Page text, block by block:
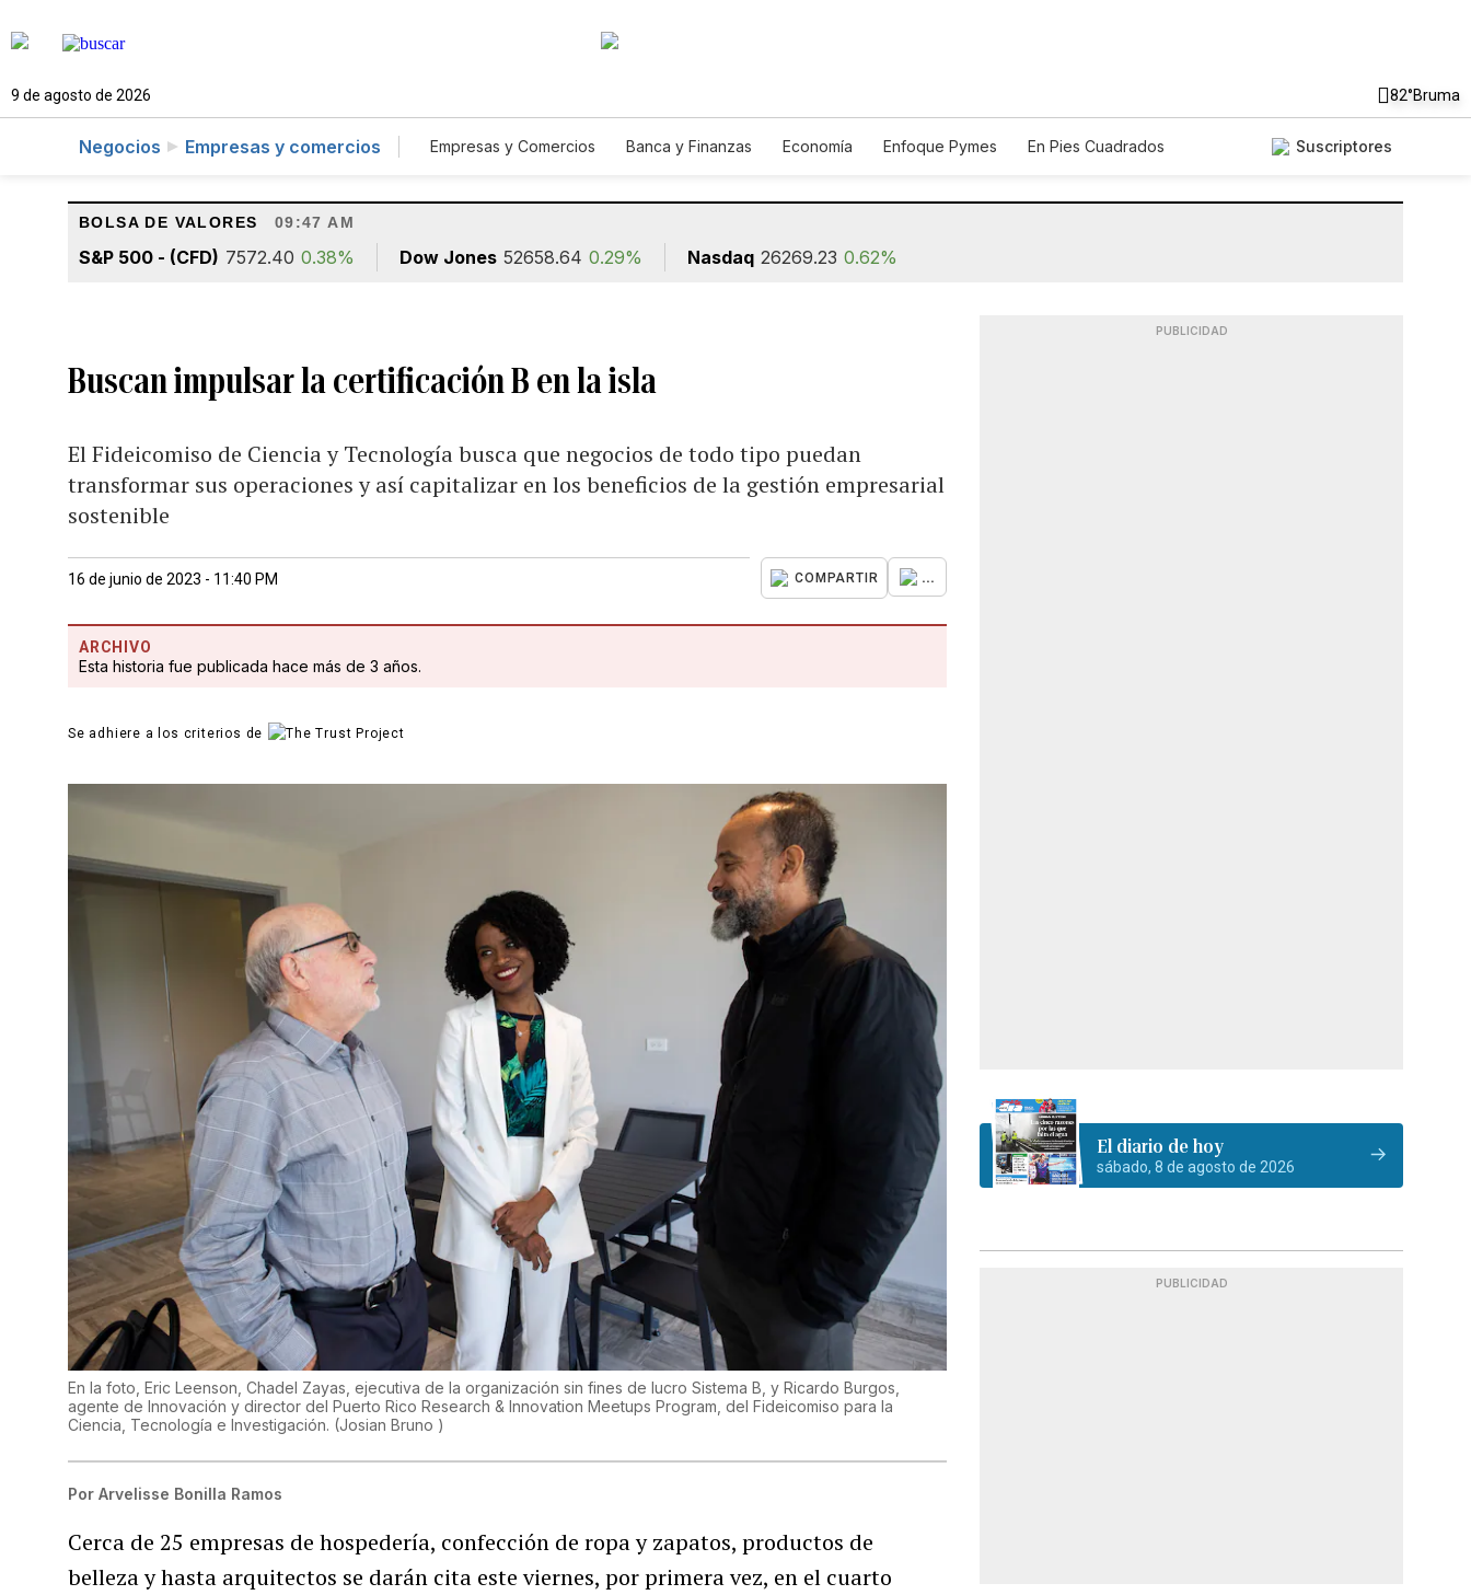
9 de agosto de 2026 82°Bruma
Negocios Empresas y comercios Empresas y Comercios Banca y Finanzas Economía Enfoque Pymes
En Pies Cuadrados
Suscriptores
BOLSA DE VALORES 09:47 AM
S&P 500 - (CFD) 7572.40 0.38% Dow Jones 52658.64 0.29% Nasdaq 26269.23 0.62%
Buscan impulsar la certificación B en la isla
El Fideicomiso de Ciencia y Tecnología busca que negocios de todo tipo puedan
transformar sus operaciones y así capitalizar en los beneficios de la gestión empresarial
sostenible
16 de junio de 2023 - 11:40 PM COMPARTIR ...
ARCHIVO
Esta historia fue publicada hace más de 3 años.
Se adhiere a los criterios de
En la foto, Eric Leenson, Chadel Zayas, ejecutiva de la organización sin fines de lucro Sistema B, y Ricardo Burgos,
agente de Innovación y director del Puerto Rico Research & Innovation Meetups Program, del Fideicomiso para la
Ciencia, Tecnología e Investigación. (Josian Bruno )
Por Arvelisse Bonilla Ramos
Cerca de 25 empresas de hospedería, confección de ropa y zapatos, productos de
belleza y hasta arquitectos se darán cita este viernes, por primera vez, en el cuarto
PUBLICIDAD
El diario de hoy
sábado, 8 de agosto de 2026
PUBLICIDAD